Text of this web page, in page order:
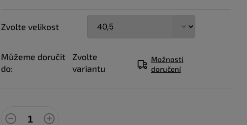
Zvolte velikost
Můžeme doručit
do:
Zvolte
variantu
Možnosti
doručení